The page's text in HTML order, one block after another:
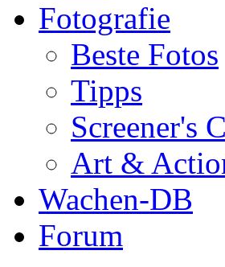
Fotografie
Beste Fotos
Tipps
Screener's
Art &
Wachen-DB
Forum